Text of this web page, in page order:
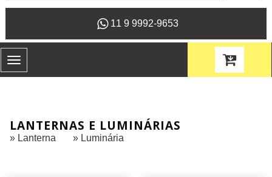
11 9 9992-9653
Toggle
navigation
LANTERNAS E LUMINÁRIAS
» Lanterna » Luminária